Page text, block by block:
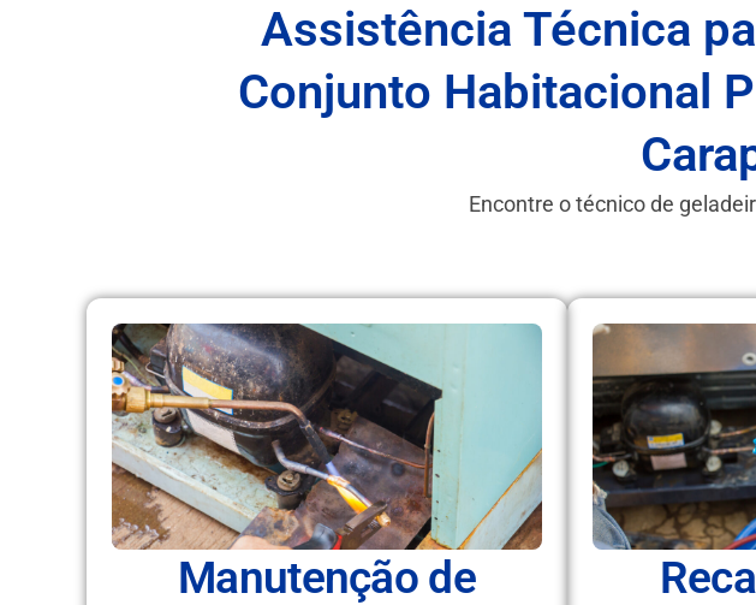
Assistência Técnica
Conjunto Habitacional
Encontre o técnico de
Manutenção de